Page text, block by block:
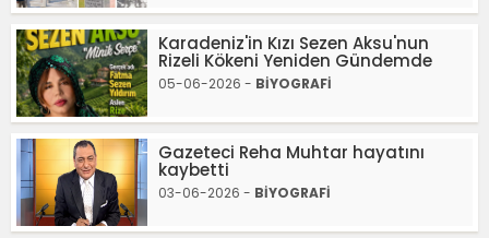
Karadeniz'in Kızı Sezen Aksu'nun
Rizeli Kökeni Yeniden Gündemde
05-06-2026 - BİYOGRAFİ
Gazeteci Reha Muhtar hayatını
kaybetti
03-06-2026 - BİYOGRAFİ